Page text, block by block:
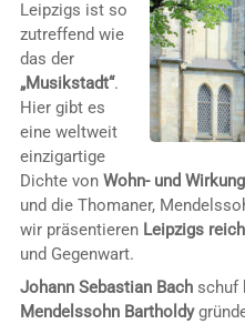
Leipzigs ist so
zutreffend wie
das der
„Musikstadt“.
Hier gibt es
eine weltweit
einzigartige
Dichte von Wohn- und
und die Thomaner,
wir präsentieren Leipzigs
und Gegenwart.
Johann Sebastian Bachschuf
Mendelssohn Bartholdy